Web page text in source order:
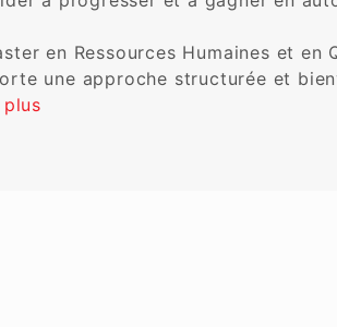
en Ressources Humaines et en
une approche structurée et